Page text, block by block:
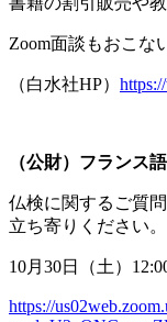
Zoom面談もおこな
（白水社HP）
（公財）フランス
仏検に関するご質
立ち寄りください。
10月 30日（土）
https://